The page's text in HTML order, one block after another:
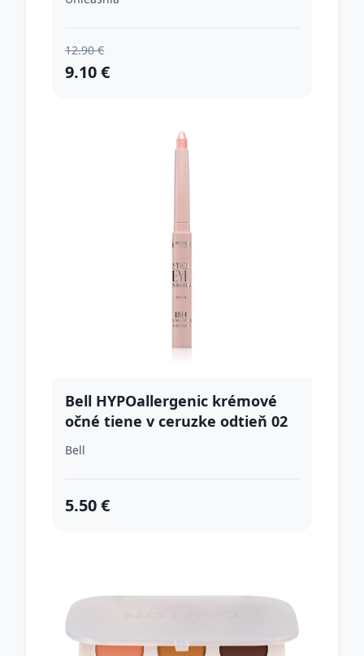
12.90 €
9.10 €
Bell HYPOallergenic krémové
očné tiene v ceruzke odtieň 02
Marshmallow 1.5 g
Bell
5.50 €